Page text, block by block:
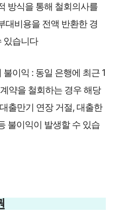
방식을 통해 철회의사를
대비용을 전액 반환한 경
있습니다
이익 : 동일 은행에 최근 1
약을 철회하는 경우 해당
출만기 연장 거절, 대출한
불이익이 발생할 수 있습